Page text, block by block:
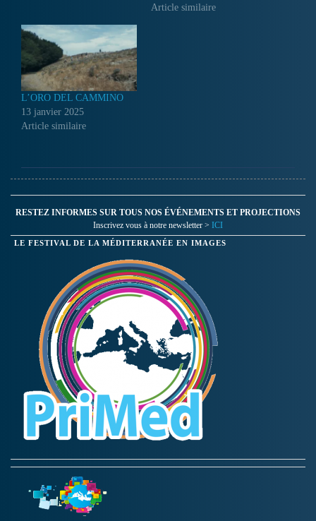
Article similaire
L’ORO DEL CAMMINO
13 janvier 2025
Article similaire
RESTEZ INFORMES SUR TOUS NOS ÉVÉNEMENTS ET PROJECTIONS
Inscrivez vous à notre newsletter > ICI
LE FESTIVAL DE LA MÉDITERRANÉE EN IMAGES